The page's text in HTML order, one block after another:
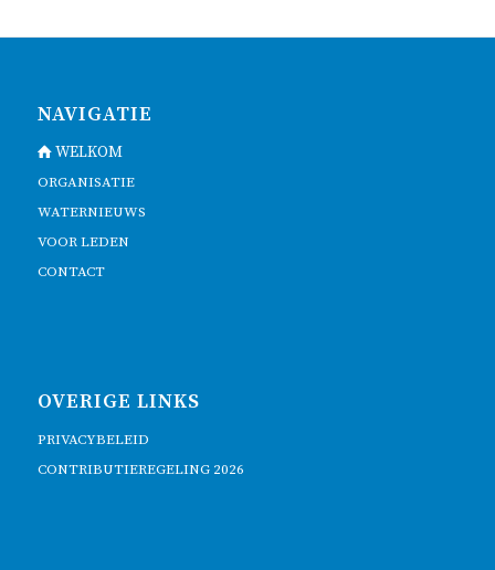
NAVIGATIE
WELKOM
ORGANISATIE
WATERNIEUWS
VOOR LEDEN
CONTACT
OVERIGE LINKS
PRIVACYBELEID
CONTRIBUTIEREGELING 2026